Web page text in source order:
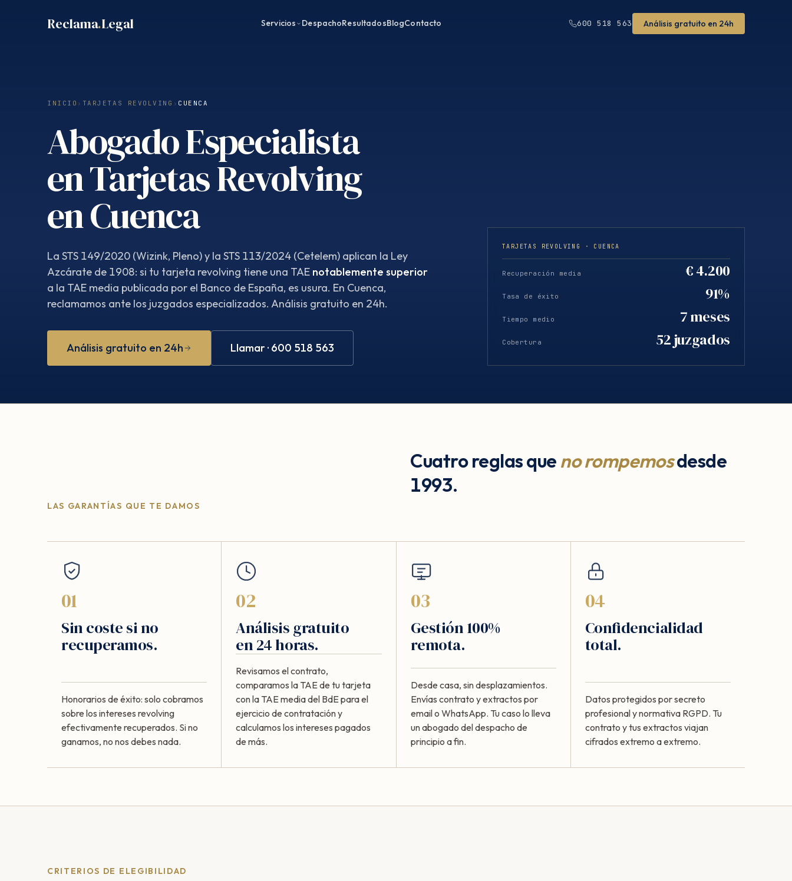
Reclama.Legal Servicios DespachoResultadosBlogContacto 600 518 563 Análisis gratuito en 24h
INICIO › TARJETAS REVOLVING › CUENCA
Abogado Especialista
en Tarjetas Revolving
en Cuenca
La STS 149/2020 (Wizink, Pleno) y la STS 113/2024 (Cetelem) aplican la Ley
Azcárate de 1908: si tu tarjeta revolving tiene una TAE notablemente superior
a la TAE media publicada por el Banco de España, es usura. En Cuenca,
reclamamos ante los juzgados especializados. Análisis gratuito en 24h.
Análisis gratuito en 24h Llamar · 600 518 563
TARJETAS REVOLVING · CUENCA
Recuperación media € 4.200
Tasa de éxito 91%
Tiempo medio 7 meses
Cobertura 52 juzgados
LAS GARANTÍAS QUE TE DAMOS
Cuatro reglas que no rompemosdesde
1993.
01
Sin coste si no
recuperamos.
Honorarios de éxito: solo cobramos
sobre los intereses revolving
efectivamente recuperados. Si no
ganamos, no nos debes nada.
02
Análisis gratuito
en 24 horas.
Revisamos el contrato,
comparamos la TAE de tu tarjeta
con la TAE media del BdE para el
ejercicio de contratación y
calculamos los intereses pagados
de más.
03
Gestión 100%
remota.
Desde casa, sin desplazamientos.
Envías contrato y extractos por
email o WhatsApp. Tu caso lo lleva
un abogado del despacho de
principio a fin.
04
Confidencialidad
total.
Datos protegidos por secreto
profesional y normativa RGPD. Tu
contrato y tus extractos viajan
cifrados extremo a extremo.
CRITERIOS DE ELEGIBILIDAD